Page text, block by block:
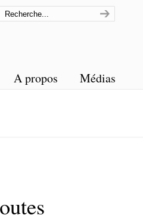
A propos Médias